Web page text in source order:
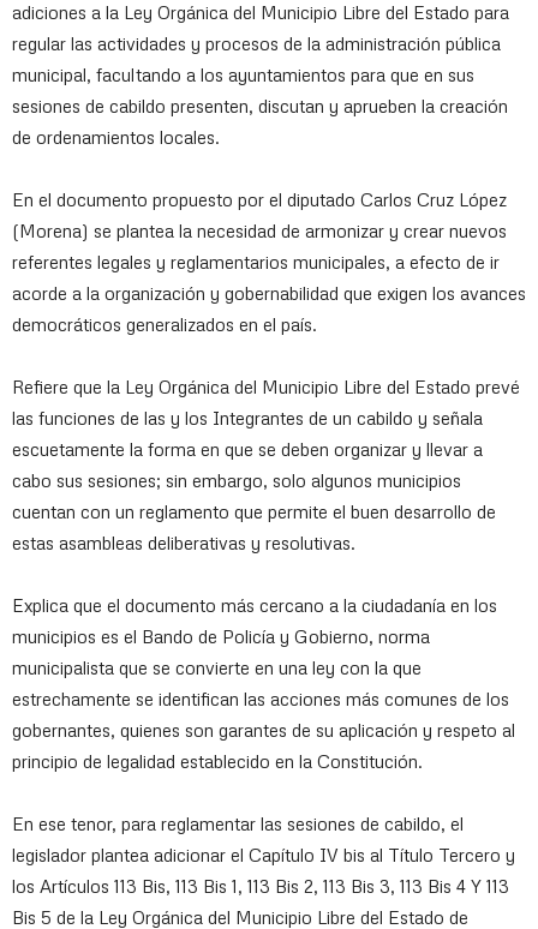
adiciones a la Ley Orgánica del Municipio Libre del Estado para
regular las actividades y procesos de la administración pública
municipal, facultando a los ayuntamientos para que en sus
sesiones de cabildo presenten, discutan y aprueben la creación
de ordenamientos locales.
En el documento propuesto por el diputado Carlos Cruz López
(Morena) se plantea la necesidad de armonizar y crear nuevos
referentes legales y reglamentarios municipales, a efecto de ir
acorde a la organización y gobernabilidad que exigen los avances
democráticos generalizados en el país.
Refiere que la Ley Orgánica del Municipio Libre del Estado prevé
las funciones de las y los Integrantes de un cabildo y señala
escuetamente la forma en que se deben organizar y llevar a
cabo sus sesiones; sin embargo, solo algunos municipios
cuentan con un reglamento que permite el buen desarrollo de
estas asambleas deliberativas y resolutivas.
Explica que el documento más cercano a la ciudadanía en los
municipios es el Bando de Policía y Gobierno, norma
municipalista que se convierte en una ley con la que
estrechamente se identifican las acciones más comunes de los
gobernantes, quienes son garantes de su aplicación y respeto al
principio de legalidad establecido en la Constitución.
En ese tenor, para reglamentar las sesiones de cabildo, el
legislador plantea adicionar el Capítulo IV bis al Título Tercero y
los Artículos 113 Bis, 113 Bis 1, 113 Bis 2, 113 Bis 3, 113 Bis 4 Y 113
Bis 5 de la Ley Orgánica del Municipio Libre del Estado de